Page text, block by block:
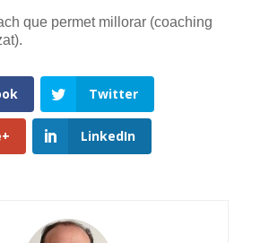
que permet millorar (coaching
Twitter
LinkedIn